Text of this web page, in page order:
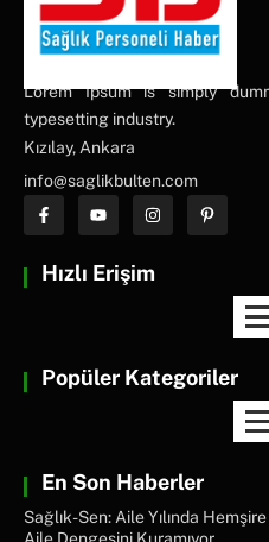
Lorem Ipsum is simply
typesetting industry.
Kızılay, Ankara
info@saglikbulten.com
Hızlı Erişim
Popüler Kategoriler
En Son Haberler
Sağlık-Sen: Aile Yılında
Aile Dengesini Kuramıyor